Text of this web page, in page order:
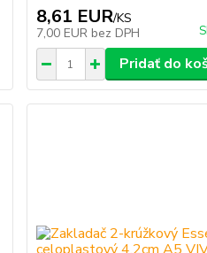
8,61 EUR/KS
7,00 EUR bez DPH
Pridať do